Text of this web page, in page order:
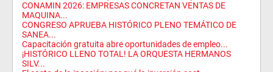
CONAMIN 2026: EMPRESAS CONCRETAN VENTAS DE
MAQUINA...
CONGRESO APRUEBA HISTÓRICO PLENO TEMÁTICO DE
SANEA...
Capacitación gratuita abre oportunidades de empleo...
​¡HISTÓRICO LLENO TOTAL! LA ORQUESTA HERMANOS
SILV...